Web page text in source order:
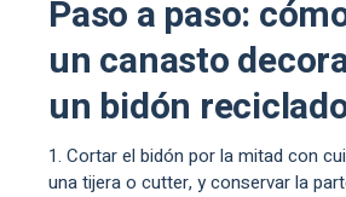
Paso a paso:
un canasto
un bidón
Cortar el bidón por la mitad con
una tijera o cutter, y conservar la